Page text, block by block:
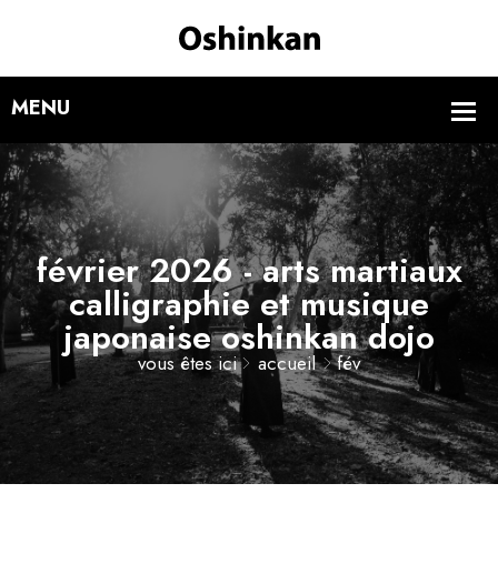
février 2026 - arts martiaux
calligraphie et musique
japonaise oshinkan dojo
vous êtes ici accueil fév